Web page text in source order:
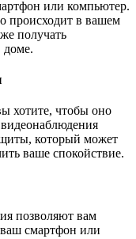
или компьютер.
происходит в вашем
получать
доме.
хотите, чтобы оно
который может
ваше спокойствие.
позволяют вам
смартфон или